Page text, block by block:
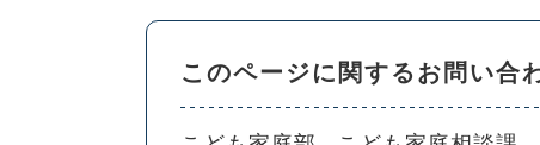
このページに関するお問い合